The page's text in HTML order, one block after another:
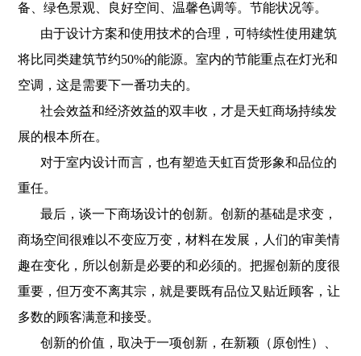
备、绿色景观、良好空间、温馨色调等。节能状况等。
由于设计方案和使用技术的合理，可特续性使用建筑
将比同类建筑节约50%的能源。室内的节能重点在灯光和
空调，这是需要下一番功夫的。
社会效益和经济效益的双丰收，才是天虹商场持续发
展的根本所在。
对于室内设计而言，也有塑造天虹百货形象和品位的
重任。
最后，谈一下商场设计的创新。创新的基础是求变，
商场空间很难以不变应万变，材料在发展，人们的审美情
趣在变化，所以创新是必要的和必须的。把握创新的度很
重要，但万变不离其宗，就是要既有品位又贴近顾客，让
多数的顾客满意和接受。
创新的价值，取决于一项创新，在新颖（原创性）、